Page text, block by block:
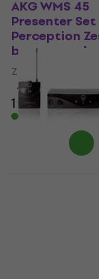
AKG WMS 45
Presenter Set
Perception
Zestaw
4,7/5
1 189 zł